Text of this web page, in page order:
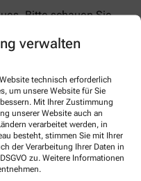
verwalten
technisch erforderlich
um unsere Website für Sie
Mit Ihrer Zustimmung
unserer Website auch an
verarbeitet werden, in
besteht, stimmen Sie mit Ihrer
der Verarbeitung Ihrer Daten in
zu. Weitere Informationen
Bitte schauen Sie